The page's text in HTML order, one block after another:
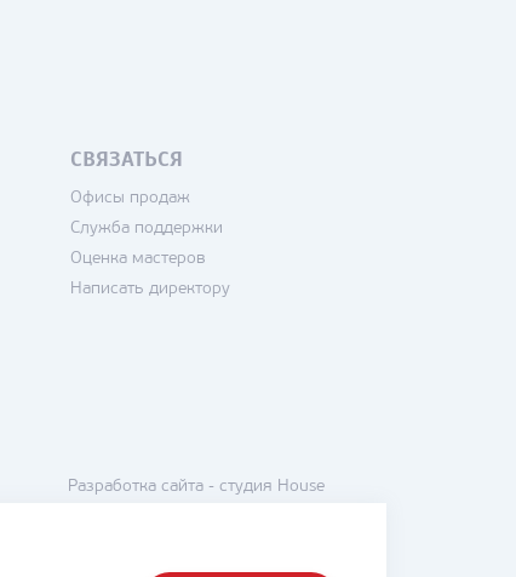
СВЯЗАТЬСЯ
Офисы продаж
Служба поддержки
Оценка мастеров
Написать директору
Разработка сайта - студия House